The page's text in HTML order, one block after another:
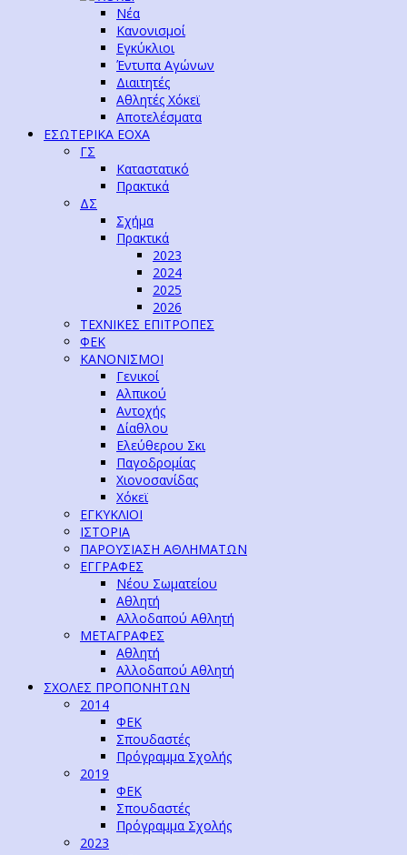
Νέα
Κανονισμοί
Εγκύκλιοι
Έντυπα Αγώνων
Διαιτητές
Αθλητές Χόκεϊ
Αποτελέσματα
ΕΣΩΤΕΡΙΚΑ ΕΟΧΑ
ΓΣ
Καταστατικό
Πρακτικά
ΔΣ
Σχήμα
Πρακτικά
2023
2024
2025
2026
ΤΕΧΝΙΚΕΣ ΕΠΙΤΡΟΠΕΣ
ΦΕΚ
ΚΑΝΟΝΙΣΜΟΙ
Γενικοί
Αλπικού
Αντοχής
Δίαθλου
Ελεύθερου Σκι
Παγοδρομίας
Χιονοσανίδας
Χόκεϊ
ΕΓΚΥΚΛΙΟΙ
ΙΣΤΟΡΙΑ
ΠΑΡΟΥΣΙΑΣΗ ΑΘΛΗΜΑΤΩΝ
ΕΓΓΡΑΦΕΣ
Νέου Σωματείου
Αθλητή
Αλλοδαπού Αθλητή
ΜΕΤΑΓΡΑΦΕΣ
Αθλητή
Αλλοδαπού Αθλητή
ΣΧΟΛΕΣ ΠΡΟΠΟΝΗΤΩΝ
2014
ΦΕΚ
Σπουδαστές
Πρόγραμμα Σχολής
2019
ΦΕΚ
Σπουδαστές
Πρόγραμμα Σχολής
2023